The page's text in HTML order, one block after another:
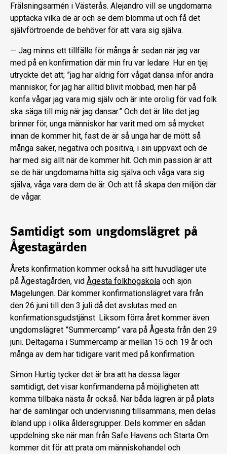
Frälsningsarmén i Västerås. Alejandro vill se ungdomarna
upptäcka vilka de är och se dem blomma ut och få det
självförtroende de behöver för att vara sig själva.
— Jag minns ett tillfälle för många år sedan när jag var
med på en konfirmation där min fru var ledare. Hur en tjej
utryckte det att; ”jag har aldrig förr vågat dansa inför andra
människor, för jag har alltid blivit mobbad, men här på
konfa vågar jag vara mig själv och är inte orolig för vad folk
ska säga till mig när jag dansar.” Och det är lite det jag
brinner för, unga människor har varit med om så mycket
innan de kommer hit, fast de är så unga har de mött så
många saker, negativa och positiva, i sin uppväxt och de
har med sig allt när de kommer hit. Och min passion är att
se de här ungdomarna hitta sig själva och våga vara sig
själva, våga vara dem de är. Och att få skapa den miljön där
de vågar.
Samtidigt som ungdomslägret på
Ågestagården
Årets konfirmation kommer också ha sitt huvudläger ute
på Ågestagården, vid Ågesta folkhögskola och sjön
Magelungen. Där kommer konfirmationslägret vara från
den 26 juni till den 3 juli då det avslutas med en
konfirmationsgudstjänst. Liksom förra året kommer även
ungdomslägret ”Summercamp” vara på Ågesta från den 29
juni. Deltagarna i Summercamp är mellan 15 och 19 år och
många av dem har tidigare varit med på konfirmation.
Simon Hurtig tycker det är bra att ha dessa läger
samtidigt, det visar konfirmanderna på möjligheten att
komma tillbaka nästa år också. När båda lägren är på plats
har de samlingar och undervisning tillsammans, men delas
ibland upp i olika åldersgrupper. Dels kommer en sådan
uppdelning ske när man från Safe Havens och Starta Om
kommer dit för att prata om människohandel och